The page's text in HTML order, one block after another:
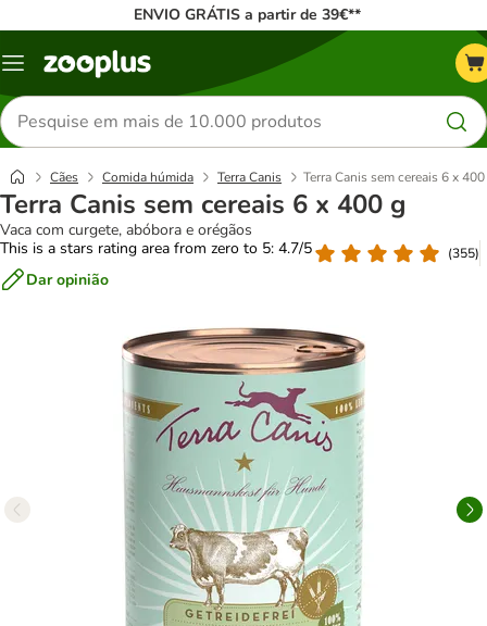
ENVIO GRÁTIS a partir de 39€**
Menu
Pesquisar
produtos
Cães Comida húmida Terra Canis Terra Canis sem cereais 6 x
Terra Canis sem cereais 6 x 400 g
Vaca com curgete, abóbora e orégãos
This is a stars rating area from zero to 5: 4.7/5
(355)
Dar opinião